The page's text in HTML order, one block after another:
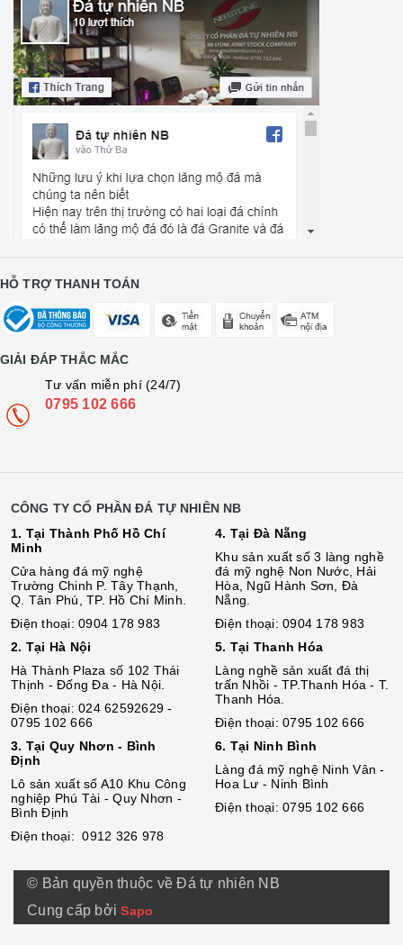
HỖ TRỢ THANH TOÁN
GIẢI ĐÁP THẮC MẮC
Tư vấn miễn phí (24/7)
0795 102 666
CÔNG TY CỔ PHẦN ĐÁ TỰ NHIÊN NB
1. Tại Thành Phố Hồ Chí
Minh
Cửa hàng đá mỹ nghệ
Trường Chinh P. Tây Thạnh,
Q. Tân Phú, TP. Hồ Chí Minh.
Điện thoại: 0904 178 983
2. Tại Hà Nội
Hà Thành Plaza số 102 Thái
Thịnh - Đống Đa - Hà Nội.
Điện thoại: 024 62592629 -
0795 102 666
3. Tại Quy Nhơn - Bình
Định
Lô sản xuất số A10 Khu Công
nghiệp Phú Tài - Quy Nhơn -
Bình Định
Điện thoại: 0912 326 978
4. Tại Đà Nẵng
Khu sản xuất số 3 làng nghề
đá mỹ nghệ Non Nước, Hải
Hòa, Ngũ Hành Sơn, Đà
Nẵng.
Điện thoại: 0904 178 983
5. Tại Thanh Hóa
Làng nghề sản xuất đá thị
trấn Nhồi - TP.Thanh Hóa - T.
Thanh Hóa.
Điện thoại: 0795 102 666
6. Tại Ninh Bình
Làng đá mỹ nghệ Ninh Vân -
Hoa Lư - Ninh Bình
Điện thoại: 0795 102 666
© Bản quyền thuộc về Đá tự nhiên NB
Cung cấp bởiSapo